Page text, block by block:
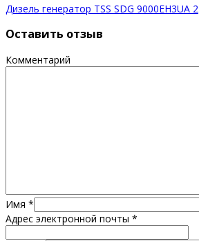
Дизель генератор TSS SDG 9000EH3UA 2
Оставить отзыв
Комментарий
Имя *
Адрес электронной почты *